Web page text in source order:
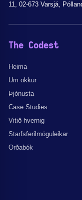
11, 02-673 Varsjá,
The Codest
Heima
Um okkur
Þjónusta
Case Studies
Vitið hvernig
Starfsferilmöguleikar
Orðabók